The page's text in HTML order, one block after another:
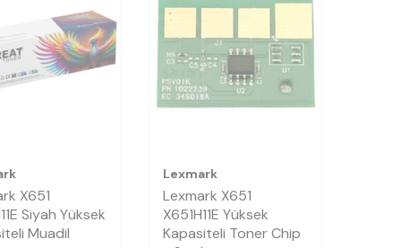
X651
Siyah Yüksek
Muadil
Lexmark
Lexmark X651
X651H11E Yüksek
Kapasiteli Toner Chip